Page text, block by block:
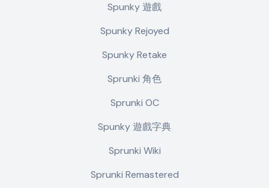
Spunky 遊戲
Spunky Rejoyed
Spunky Retake
Sprunki 角色
Sprunki OC
Spunky 遊戲字典
Sprunki Wiki
Sprunki Remastered